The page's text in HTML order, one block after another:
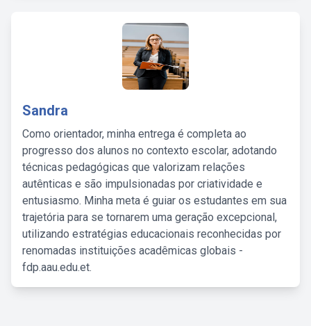
Sandra
Como orientador, minha entrega é completa ao
progresso dos alunos no contexto escolar, adotando
técnicas pedagógicas que valorizam relações
autênticas e são impulsionadas por criatividade e
entusiasmo. Minha meta é guiar os estudantes em sua
trajetória para se tornarem uma geração excepcional,
utilizando estratégias educacionais reconhecidas por
renomadas instituições acadêmicas globais -
fdp.aau.edu.et.